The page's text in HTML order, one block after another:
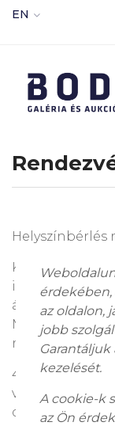
EN
Helyszínbérlés
Különleges
ideális
Modern és
műtárgyak
40-120 fős
vállaljuk,
csak szükség
az oldalon,
jobb
kezelését.
A cookie-k
az Ön